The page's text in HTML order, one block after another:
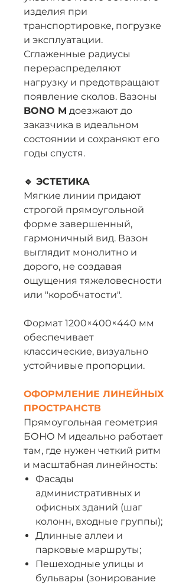
изделия при
транспортировке, погрузке
и эксплуатации.
Сглаженные радиусы
перераспределяют
нагрузку и предотвращают
появление сколов. Вазоны
BONO М доезжают до
заказчика в идеальном
состоянии и сохраняют его
годы спустя.
🔹 ЭСТЕТИКА
Мягкие линии придают
строгой прямоугольной
форме завершенный,
гармоничный вид. Вазон
выглядит монолитно и
дорого, не создавая
ощущения тяжеловесности
или "коробчатости".
Формат 1200×400×440 мм
обеспечивает
классические, визуально
устойчивые пропорции.
ОФОРМЛЕНИЕ ЛИНЕЙНЫХ
ПРОСТРАНСТВ
Прямоугольная геометрия
БОНО M идеально работает
там, где нужен четкий ритм
и масштабная линейность:
Фасады
административных и
офисных зданий (шаг
колонн, входные группы);
Длинные аллеи и
парковые маршруты;
Пешеходные улицы и
бульвары (зонирование